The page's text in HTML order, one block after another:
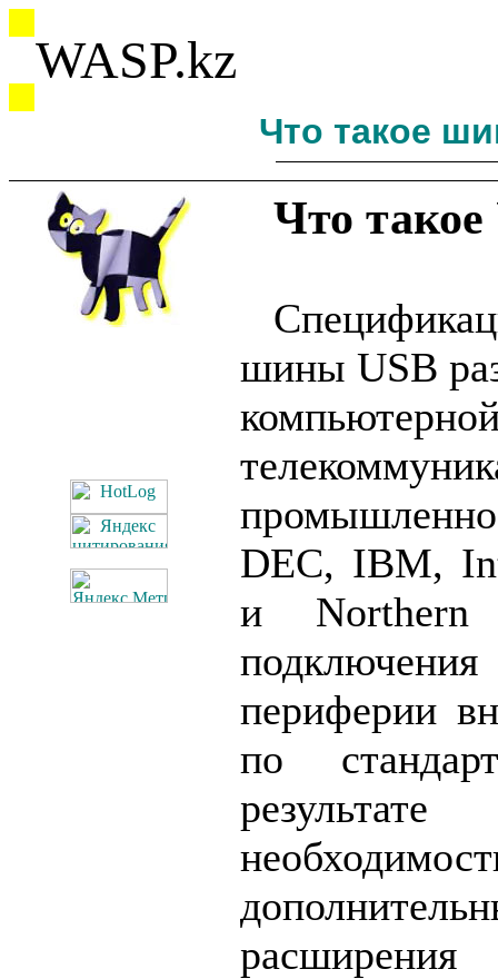
WASP.kz
Что такое
Что такое
шины USB
DEC, IBM,
и
периферии
по